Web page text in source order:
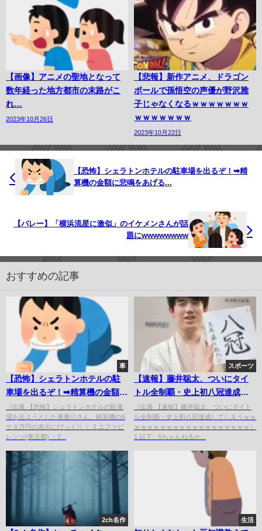
【画像】アニメの聖地となって
数年経った地方都市の末路がこ
れ…
2023年10月26日
【悲報】新作アニメ、ドラゴン
ボールで孫悟空の声優が野沢雅
子じゃなくなるｗｗｗｗｗｗｗ
ｗｗｗｗｗｗｗ
2023年10月22日
【恐怖】シェラトンホテルの駐車場を出るぞ！➡︎精
算機の金額に悲鳴をあげる...
【バレー】「横浜流星に激似」のイケメンさんが話
題にwwwwwwww
おすすめの記事
車
【恐怖】シェラトンホテルの駐
車場を出るぞ！➡︎精算機の金額に
悲鳴をあげる...
（出典 【恐怖】シェラトンホテルの駐車
場を出ようとした車乗りさん。精算機の6
ケタ万円の表示にびっくり ） 1 エファビ
レンツ(東京都) ：2...
スポーツ
【速報】藤井聡太、ついにタイ
トル全制覇・史上初八冠達成し
てしまうｗｗｗｗｗｗｗｗｗｗ
ｗｗｗｗｗｗｗｗｗｗ
（出典 【速報】藤井聡太、ついにタイト
ル全制覇・史上初八冠達成してしまうｗｗ
ｗｗｗｗｗｗｗｗｗｗｗｗｗｗｗｗｗｗ）
1 以下、5ちゃんねるか...
2ch名作 生活